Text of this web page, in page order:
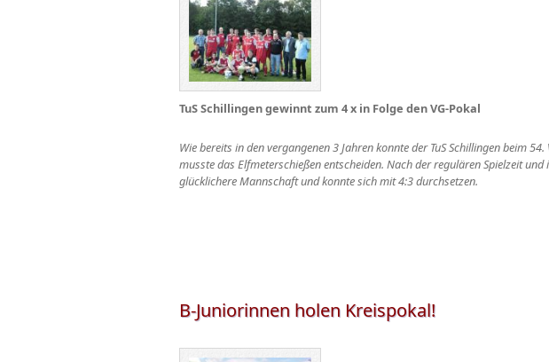
TuS Schillingen gewinnt zum 4 x in Folge den VG-Pokal
Wie bereits in den vergangenen 3 Jahren konnte der TuS Schillingen beim
musste das Elfmeterschießen entscheiden. Nach der regulären Spielzeit
glücklichere Mannschaft und konnte sich mit 4:3 durchsetzen.
B-Juniorinnen holen Kreispokal!